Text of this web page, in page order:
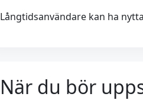
Långtidsanvändare kan ha
När du bör